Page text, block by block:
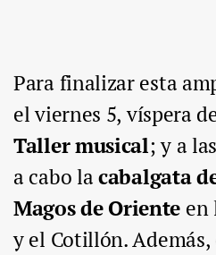
Para finalizar esta
elviernes 5, víspera
Taller musical;y a
a cabolacabalgata
Magos de Oriente en
y el Cotillón.